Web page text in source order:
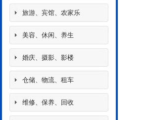
旅游、宾馆、农家乐
美容、休闲、养生
婚庆、摄影、影楼
仓储、物流、租车
维修、保养、回收